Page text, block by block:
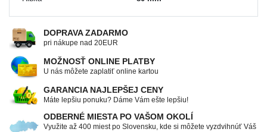
DOPRAVA ZADARMO
pri nákupe nad 20EUR
MOŽNOSŤ ONLINE PLATBY
U nás môžete zaplatiť online kartou
GARANCIA NAJLEPŠEJ CENY
Máte lepšiu ponuku? Dáme Vám ešte lepšiu!
ODBERNÉ MIESTA PO VAŠOM OKOLÍ
Využite až 400 miest po Slovensku, kde si môžete vyzdvihnúť Váš